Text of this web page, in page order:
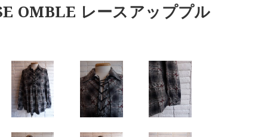
OMBLE レースアッププル